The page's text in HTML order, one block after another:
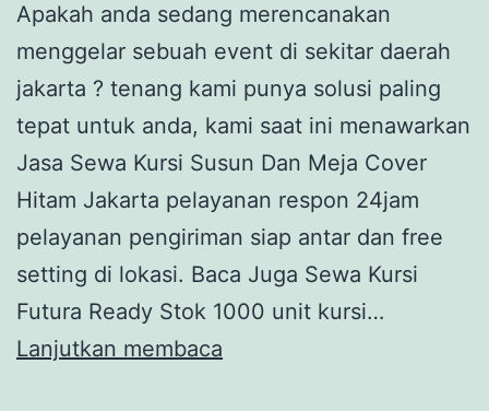
Apakah anda sedang merencanakan
menggelar sebuah event di sekitar daerah
jakarta ? tenang kami punya solusi paling
tepat untuk anda, kami saat ini menawarkan
Jasa Sewa Kursi Susun Dan Meja Cover
Hitam Jakarta pelayanan respon 24jam
pelayanan pengiriman siap antar dan free
setting di lokasi. Baca Juga Sewa Kursi
Futura Ready Stok 1000 unit kursi…
Lanjutkan membaca